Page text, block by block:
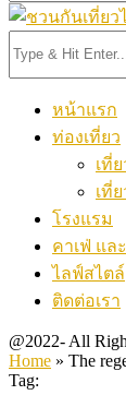
หน้าแรก
ท่องเที่ยว
เที่
เที่
โรงแรม
คาเฟ่ แล
ไลฟ์สไตล์
ติดต่อเรา
@2022- All
Home » The
Tag: